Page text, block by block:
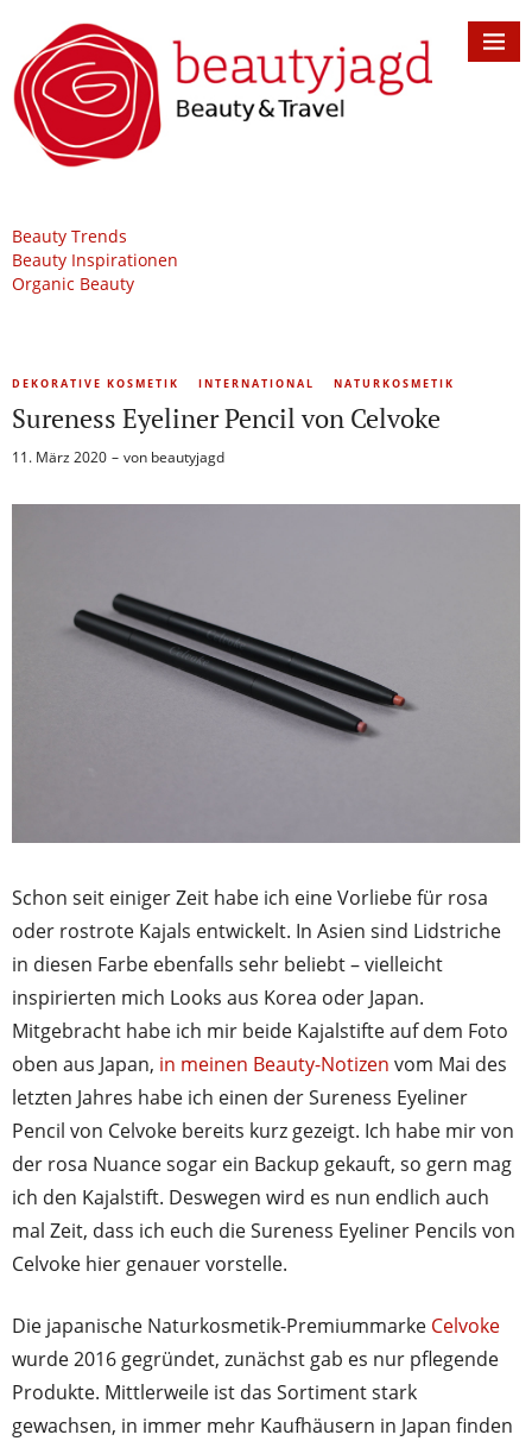
Beauty Trends
Beauty Inspirationen
Organic Beauty
DEKORATIVE KOSMETIK INTERNATIONAL NATURKOSMETIK
Sureness Eyeliner Pencil von Celvoke
11. März 2020 von beautyjagd
Schon seit einiger Zeit habe ich eine Vorliebe für rosa
oder rostrote Kajals entwickelt. In Asien sind Lidstriche
in diesen Farbe ebenfalls sehr beliebt – vielleicht
inspirierten mich Looks aus Korea oder Japan.
Mitgebracht habe ich mir beide Kajalstifte auf dem Foto
oben aus Japan, in meinen Beauty-Notizen vom Mai des
letzten Jahres habe ich einen der Sureness Eyeliner
Pencil von Celvoke bereits kurz gezeigt. Ich habe mir von
der rosa Nuance sogar ein Backup gekauft, so gern mag
ich den Kajalstift. Deswegen wird es nun endlich auch
mal Zeit, dass ich euch die Sureness Eyeliner Pencils von
Celvoke hier genauer vorstelle.
Die japanische Naturkosmetik-Premiummarke Celvoke
wurde 2016 gegründet, zunächst gab es nur pflegende
Produkte. Mittlerweile ist das Sortiment stark
gewachsen, in immer mehr Kaufhäusern in Japan finden